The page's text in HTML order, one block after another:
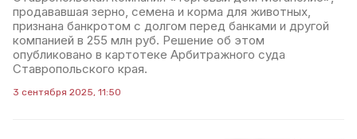
продававшая зерно, семена и корма для животных,
признана банкротом с долгом перед банками и другой
компанией в 255 млн руб. Решение об этом
опубликовано в картотеке Арбитражного суда
Ставропольского края.
3 сентября 2025, 11:50